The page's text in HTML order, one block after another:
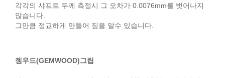
각각의 샤프트 두께 측정시 그 오차가 0.0076mm를 벗어나지
않습니다.
그만큼 정교하게 만들어 짐을 알수 있습니다.
젬우드(GEMWOOD)그립